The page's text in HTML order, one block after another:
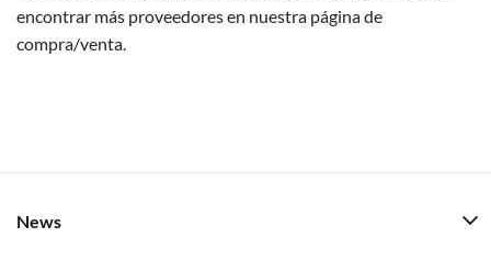
encontrar más proveedores en nuestra página de
compra/venta.
News